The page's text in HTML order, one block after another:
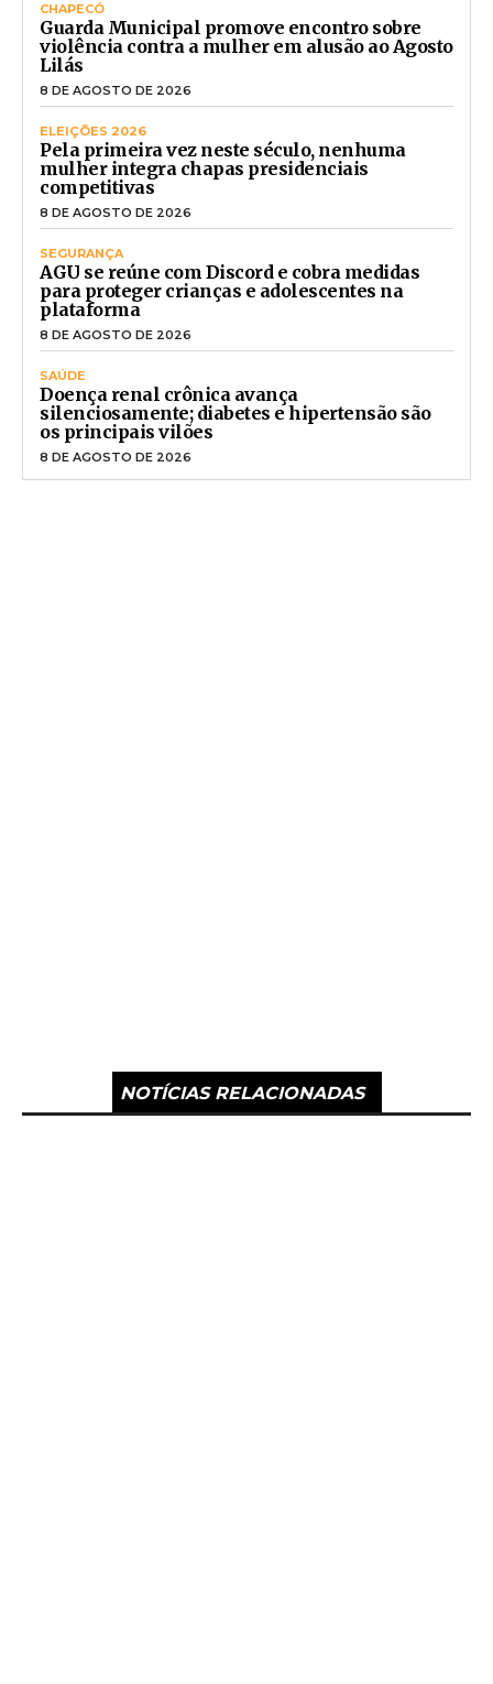
CHAPECÓ
Guarda Municipal promove encontro sobre
violência contra a mulher em alusão ao Agosto
Lilás
8 DE AGOSTO DE 2026
ELEIÇÕES 2026
Pela primeira vez neste século, nenhuma
mulher integra chapas presidenciais
competitivas
8 DE AGOSTO DE 2026
SEGURANÇA
AGU se reúne com Discord e cobra medidas
para proteger crianças e adolescentes na
plataforma
8 DE AGOSTO DE 2026
SAÚDE
Doença renal crônica avança
silenciosamente; diabetes e hipertensão são
os principais vilões
8 DE AGOSTO DE 2026
NOTÍCIAS RELACIONADAS